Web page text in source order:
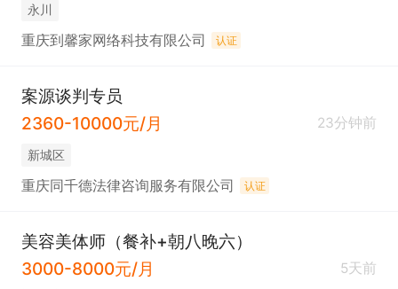
永川
重庆到馨家网络科技有限公司 认证
案源谈判专员
2360-10000元/月
23分钟前
新城区
重庆同千德法律咨询服务有限公司 认证
美容美体师（餐补+朝八晚六）
3000-8000元/月
5天前